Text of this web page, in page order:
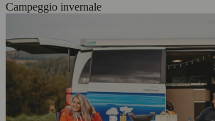
Campeggio invernale